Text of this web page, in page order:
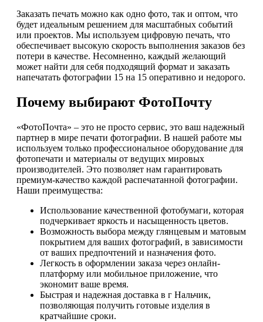
Заказать печать можно как одно фото, так и оптом, что
будет идеальным решением для масштабных событий
или проектов. Мы используем цифровую печать, что
обеспечивает высокую скорость выполнения заказов без
потери в качестве. Несомненно, каждый желающий
может найти для себя подходящий формат и заказать
напечатать фотографии 15 на 15 оперативно и недорого.
Почему выбирают ФотоПочту
«ФотоПочта» – это не просто сервис, это ваш надежный
партнер в мире печати фотографии. В нашей работе мы
используем только профессиональное оборудование для
фотопечати и материалы от ведущих мировых
производителей. Это позволяет нам гарантировать
премиум-качество каждой распечатанной фотографии.
Наши преимущества:
Использование качественной фотобумаги, которая
подчеркивает яркость и насыщенность цветов.
Возможность выбора между глянцевым и матовым
покрытием для ваших фотографий, в зависимости
от ваших предпочтений и назначения фото.
Легкость в оформлении заказа через онлайн-
платформу или мобильное приложение, что
экономит ваше время.
Быстрая и надежная доставка в г Нальчик,
позволяющая получить готовые изделия в
кратчайшие сроки.